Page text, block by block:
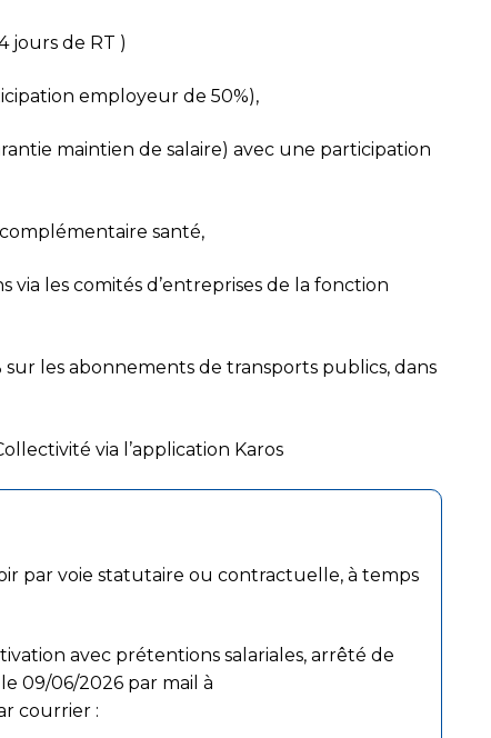
jours de RT )
employeur de 50%),
maintien de salaire) avec une participation
santé,
les comités d’entreprises de la fonction
les abonnements de transports publics, dans
via l’application Karos
par voie statutaire ou contractuelle, à temps
avec prétentions salariales, arrêté de
09/06/2026 par mail à
courrier :